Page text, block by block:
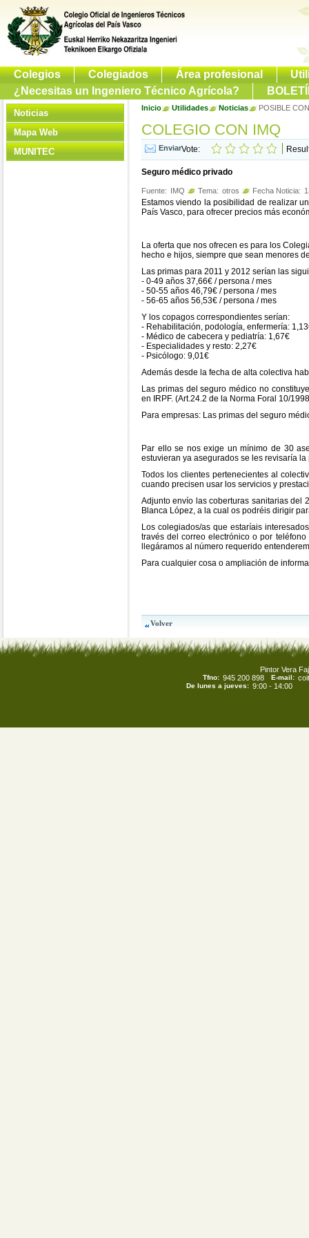
Colegios Colegiados Área profesional
¿Necesitas un Ingeniero Técnico Agrícola?
Noticias
Mapa Web
MUNITEC
Inicio Utilidades Noticias POSIBLE
COLEGIO CON IMQ
Vote:
Seguro médico privado
Fuente: IMQ Tema: otros Fecha Noticia:
Estamos viendo la posibilidad de realizar
País Vasco, para ofrecer precios más
La oferta que nos ofrecen es para los
hecho e hijos, siempre que sean menores
Las primas para 2011 y 2012 serían las
- 0-49 años 37,66€ / persona / mes
- 50-55 años 46,79€ / persona / mes
- 56-65 años 56,53€ / persona / mes
Y los copagos correspondientes serían:
- Rehabilitación, podología, enfermería:
- Médico de cabecera y pediatría: 1,67€
- Especialidades y resto: 2,27€
- Psicólogo: 9,01€
Además desde la fecha de alta colectiva
Las primas del seguro médico no
en IRPF. (Art.24.2 de la Norma Foral 10/
Para empresas: Las primas del seguro
Par ello se nos exige un mínimo de 30
estuvieran ya asegurados se les revisaría
Todos los clientes pertenecientes al
cuando precisen usar los servicios y
Adjunto envío las coberturas sanitarias del
Blanca López, a la cual os podréis dirigir
Los colegiados/as que estaríais
través del correo electrónico o por
llegáramos al número requerido
Para cualquier cosa o ampliación de
Pintor Vera
Tfno: 945 200 898 E-mail:
De lunes a jueves: 9:00 - 14:00